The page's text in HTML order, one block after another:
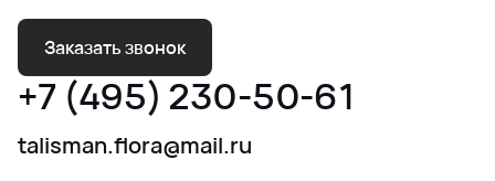
Заказать звонок
+7 (495) 230-50-61
talisman.flora@mail.ru